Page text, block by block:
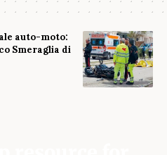
auto-moto:
Smeraglia di